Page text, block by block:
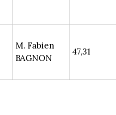
M. Fabien
BAGNON
47,31